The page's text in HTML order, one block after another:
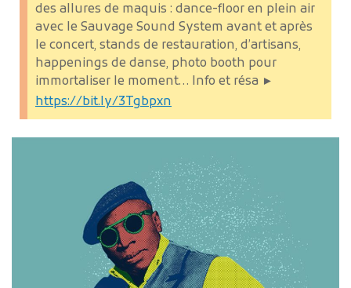
des allures de maquis : dance-floor en plein air
avec le Sauvage Sound System avant et après
le concert, stands de restauration, d’artisans,
happenings de danse, photo booth pour
immortaliser le moment… Info et résa ►
https://bit.ly/3Tgbpxn